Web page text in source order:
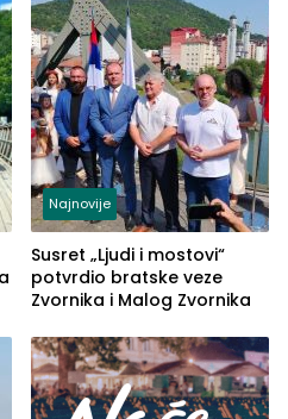
Najnovije
Susret „Ljudi i mostovi“
potvrdio bratske veze
Zvornika i Malog Zvornika